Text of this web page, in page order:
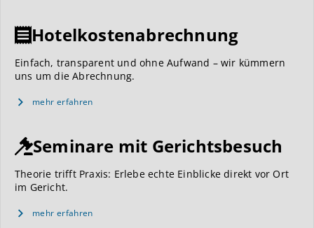
Hotelkostenabrechnung
Einfach, transparent und ohne Aufwand – wir kümmern
uns um die Abrechnung.
mehr erfahren
Seminare mit Gerichtsbesuch
Theorie trifft Praxis: Erlebe echte Einblicke direkt vor Ort
im Gericht.
mehr erfahren